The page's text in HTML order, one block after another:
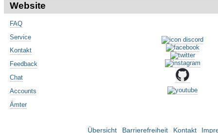
Website
FAQ
Service
Kontakt
Feedback
Chat
Accounts
Ämter
Übersicht Barrierefreiheit Kontakt